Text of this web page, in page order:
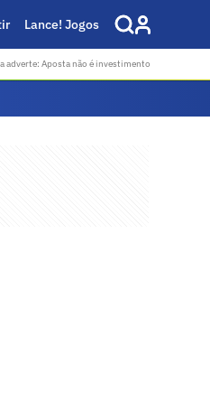
Lance! Jogos
adverte: Aposta não é investimento